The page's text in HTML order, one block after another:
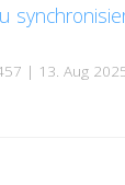
| 13. Aug